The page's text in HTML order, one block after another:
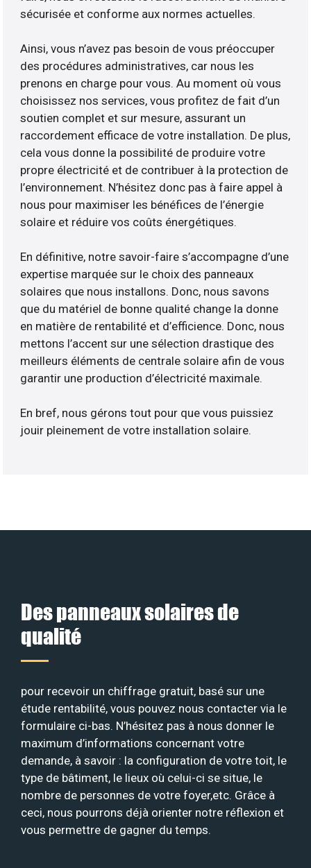
sécurisée et conforme aux normes actuelles.
Ainsi, vous n’avez pas besoin de vous préoccuper
des procédures administratives, car nous les
prenons en charge pour vous. Au moment où vous
choisissez nos services, vous profitez de fait d’un
soutien complet et sur mesure, assurant un
raccordement efficace de votre installation. De plus,
cela vous donne la possibilité de produire votre
propre électricité et de contribuer à la protection de
l’environnement. N’hésitez donc pas à faire appel à
nous pour maximiser les bénéfices de l’énergie
solaire et réduire vos coûts énergétiques.
En définitive, notre savoir-faire s’accompagne d’une
expertise marquée sur le choix des panneaux
solaires que nous installons. Donc, nous savons
que du matériel de bonne qualité change la donne
en matière de rentabilité et d’efficience. Donc, nous
mettons l’accent sur une sélection drastique des
meilleurs éléments de centrale solaire afin de vous
garantir une production d’électricité maximale.
En bref, nous gérons tout pour que vous puissiez
jouir pleinement de votre installation solaire.
Des panneaux solaires de
qualité
pour recevoir un chiffrage gratuit, basé sur une
étude rentabilité, vous pouvez nous contacter via le
formulaire ci-bas. N’hésitez pas à nous donner le
maximum d’informations concernant votre
demande, à savoir : la configuration de votre toit, le
type de bâtiment, le lieux où celui-ci se situe, le
nombre de personnes de votre foyer,etc. Grâce à
ceci, nous pourrons déjà orienter notre réflexion et
vous permettre de gagner du temps.